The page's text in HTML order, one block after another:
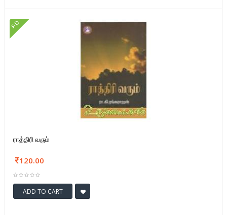
FD
ராத்திரி வரும்
120.00
ADD TO CART